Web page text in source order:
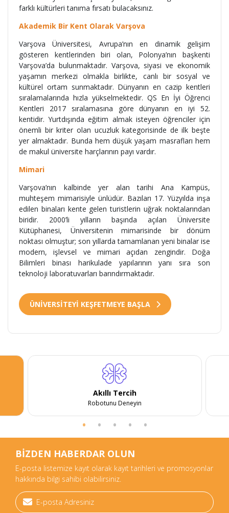
farklı kültürleri tanıma fırsatı bulacaksınız.
Akademik Bir Kent Olarak Varşova
Varşova Üniversitesi, Avrupa’nın en dinamik gelişim
gösteren kentlerinden biri olan, Polonya’nın başkenti
Varşova’da bulunmaktadır. Varşova, siyasi ve ekonomik
yaşamın merkezi olmakla birlikte, canlı bir sosyal ve
kültürel ortam sunmaktadır. Dünyanın en cazip kentleri
sıralamalarında hızla yükselmektedir. QS En İyi Öğrenci
Kentleri 2017 sıralamasına göre dünyanın en iyi 52.
kentidir. Yurtdışında eğitim almak isteyen öğrenciler için
önemli bir kriter olan ucuzluk kategorisinde de ilk beşte
yer almaktadır. Bunda hem düşük yaşam masrafları hem
de makul üniversite harçlarının payı vardır.
Mimari
Varşova’nın kalbinde yer alan tarihi Ana Kampüs,
muhteşem mimarisiyle ünlüdür. Bazıları 17. Yüzyılda inşa
edilen binaları kente gelen turistlerin uğrak noktalarından
biridir. 2000’li yılların başında açılan Üniversite
Kütüphanesi, Üniversitenin mimarisinde bir dönüm
noktası olmuştur; son yıllarda tamamlanan yeni binalar ise
modern, işlevsel ve mimari açıdan zengindir. Doğa
Bilimleri binası harikulade yapılarının yanı sıra son
teknoloji laboratuvarları barındırmaktadır.
ÜNİVERSİTEYİ KEŞFETMEYE BAŞLA
Akıllı Tercih
Robotunu Deneyin
BİZDEN HABERDAR OLUN
E-posta listemize kayıt olarak kayıt tarihleri ve promosyonlar
hakkında bilgi sahibi olabilirsiniz.